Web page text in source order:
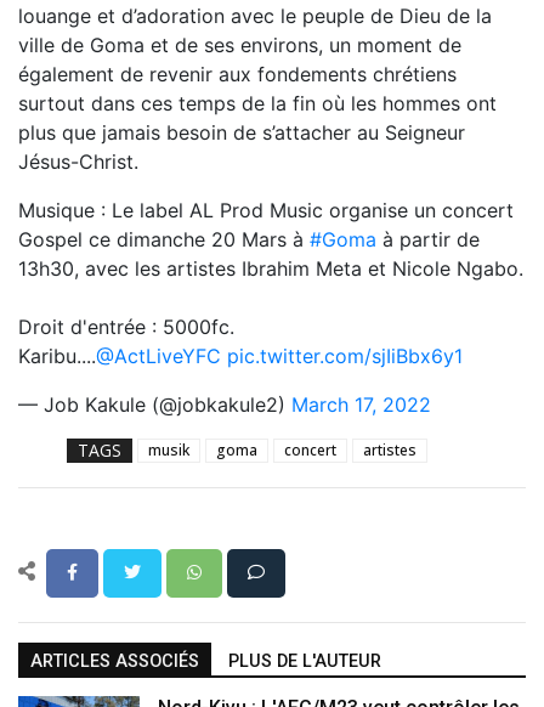
louange et d’adoration avec le peuple de Dieu de la
ville de Goma et de ses environs, un moment de
également de revenir aux fondements chrétiens
surtout dans ces temps de la fin où les hommes ont
plus que jamais besoin de s’attacher au Seigneur
Jésus-Christ.
Musique : Le label AL Prod Music organise un concert
Gospel ce dimanche 20 Mars à #Goma à partir de
13h30, avec les artistes Ibrahim Meta et Nicole Ngabo.
Droit d'entrée : 5000fc.
Karibu....@ActLiveYFC pic.twitter.com/sjIiBbx6y1
— Job Kakule (@jobkakule2) March 17, 2022
TAGS musik goma concert artistes
ARTICLES ASSOCIÉS PLUS DE L'AUTEUR